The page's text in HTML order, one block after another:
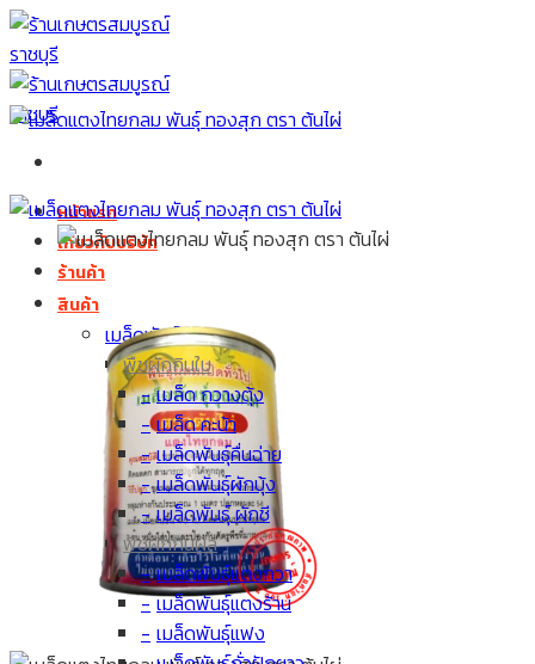
Skip
to
content
หน้าแรก
เกี่ยวกับบริษัท
ร้านค้า
สินค้า
เมล็ดพันธุ์
พืชผักกินใบ
เมล็ด กวางตุ้ง
เมล็ด คะน้า
เมล็ดพันธุ์คื่นฉ่าย
เมล็ดพันธุ์ผักบุ้ง
เมล็ดพันธุ์ ผักชี
พืชผักกินผล
เมล็ดพันธุ์แตงกวา
เมล็ดพันธุ์แตงร้าน
เมล็ดพันธุ์แฟง